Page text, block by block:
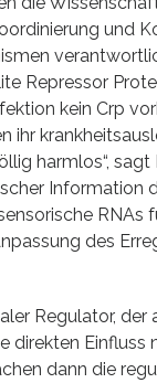
und
Repressor
kein Crp
ihr
harmlos“, sagt
Information
RNAs
des
Regulator, der
direkten Einfluss
dann die